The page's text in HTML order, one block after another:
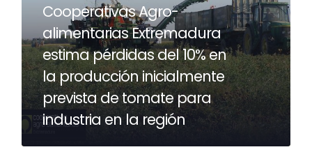
Cooperativas Agro-
alimentarias Extremadura
estima pérdidas del 10% en
la producción inicialmente
prevista de tomate para
industria en la región